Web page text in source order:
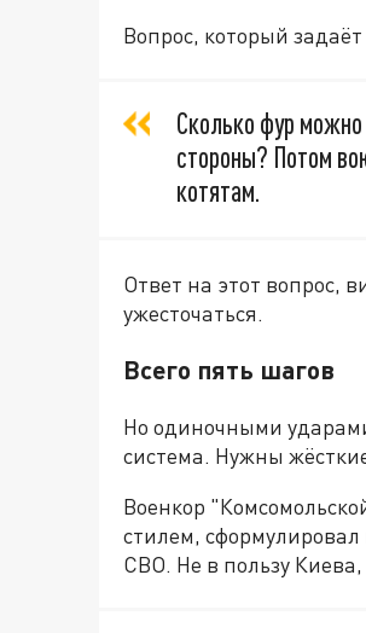
Вопрос, который
Сколько фур
стороны? Потом
котятам.
Ответ на этот вопрос,
ужесточаться.
Всего пять шагов
Но одиночными
система. Нужны
Военкор
стилем,
СВО. Не в пользу Киева,